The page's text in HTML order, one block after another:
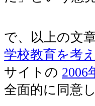
で、以上の文
学校教育を考
サイトの 2006
全面的に同意